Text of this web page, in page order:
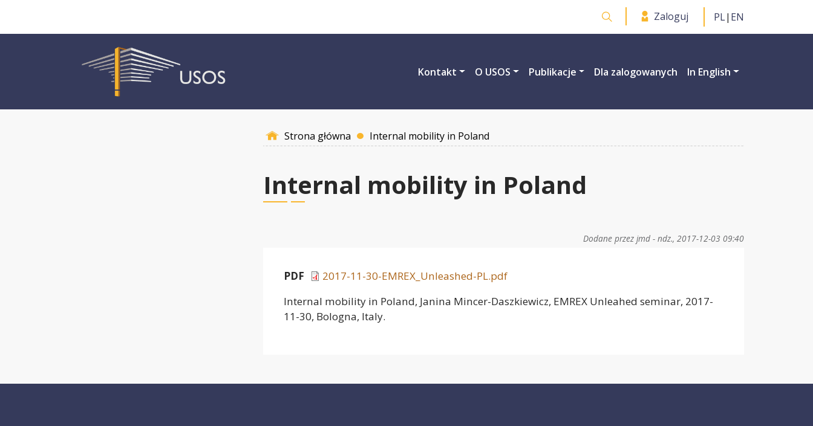
Otwórz wyszukiwarkę
Zaloguj PL| EN
Kontakt O USOS Publikacje Dla zalogowanych In English
Strona główna Internal mobility in Poland
Internal mobility in Poland
Dodane przez jmd - ndz., 2017-12-03 09:40
PDF
2017-11-30-EMREX_Unleashed-PL.pdf
Internal mobility in Poland, Janina Mincer-Daszkiewicz, EMREX Unleahed seminar, 2017-
11-30, Bologna, Italy.